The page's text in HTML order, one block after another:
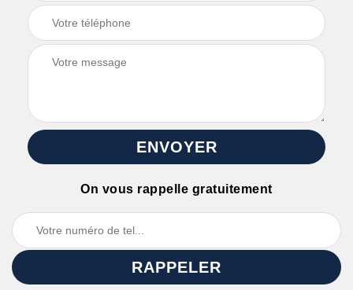
On vous rappelle gratuitement